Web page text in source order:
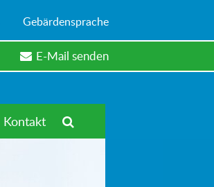
Gebärdensprache
E-Mail senden
Kontakt